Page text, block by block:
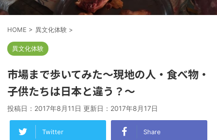
HOME > 異文化体験 >
異文化体験
市場まで歩いてみた～現地の人・食べ物・
子供たちは日本と違う？～
投稿日：2017年8月11日 更新日： 2017年8月17日
Twitter Share